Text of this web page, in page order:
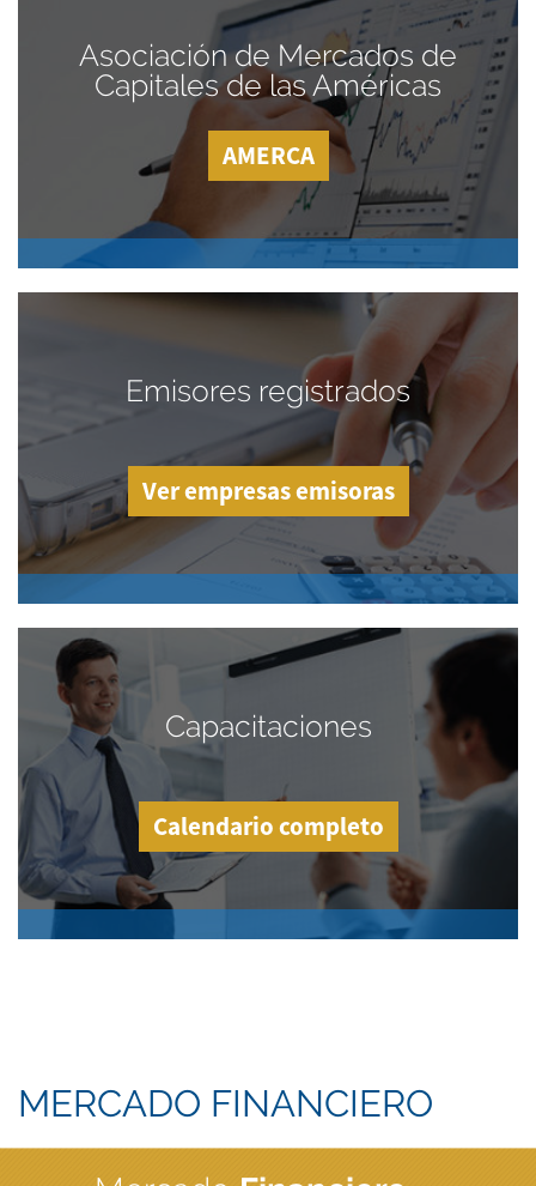
Asociación de Mercados de
Capitales de las Américas
AMERCA
Emisores registrados
Ver empresas emisoras
Capacitaciones
Calendario completo
MERCADO FINANCIERO